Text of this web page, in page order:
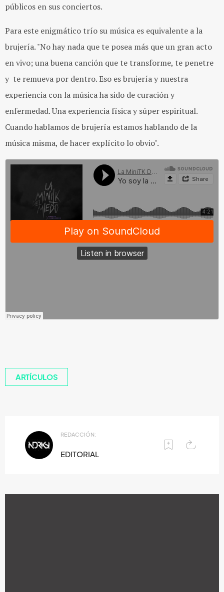
públicos en sus conciertos.
Para este enigmático trío su música es equivalente a la
brujería. "No hay nada que te posea más que un gran acto
en vivo; una buena canción que te transforme, te penetre
y te remueva por dentro. Eso es brujería y nuestra
experiencia con la música ha sido de curación y
enfermedad. Una experiencia física y súper espiritual.
Cuando hablamos de brujería estamos hablando de la
música misma, de hacer explícito lo obvio".
ARTÍCULOS
REDACCIÓN:
EDITORIAL